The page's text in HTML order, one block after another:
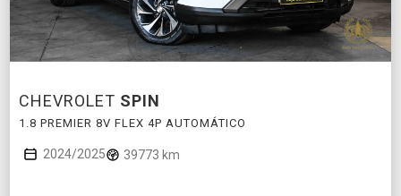
CHEVROLET SPIN
1.8 PREMIER 8V FLEX 4P AUTOMÁTICO
2024/2025 39773 km